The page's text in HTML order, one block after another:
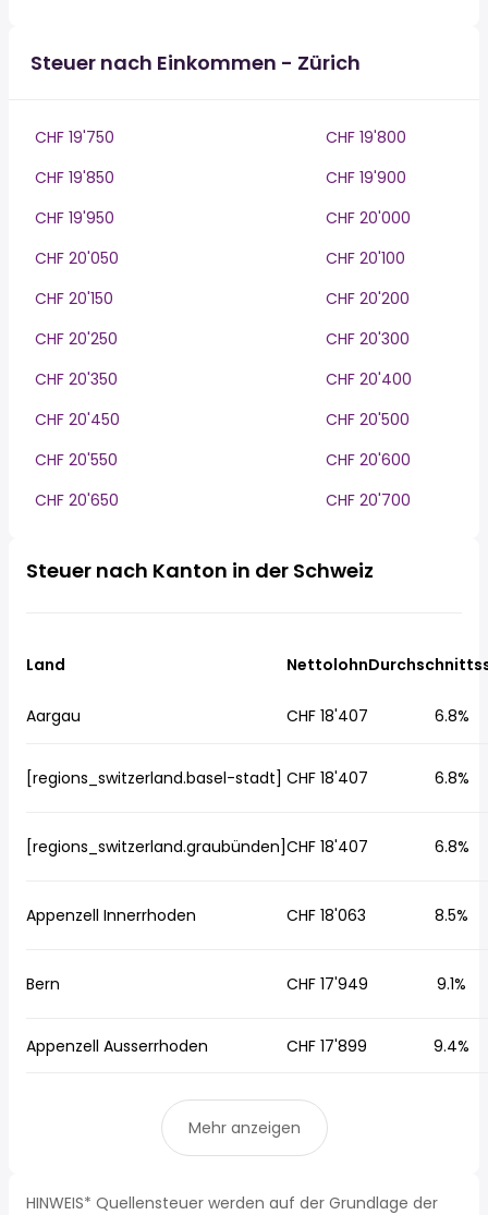
Steuer nach Einkommen - Zürich
CHF 19'750
CHF 19'800
CHF 19'850
CHF 19'900
CHF 19'950
CHF 20'000
CHF 20'050
CHF 20'100
CHF 20'150
CHF 20'200
CHF 20'250
CHF 20'300
CHF 20'350
CHF 20'400
CHF 20'450
CHF 20'500
CHF 20'550
CHF 20'600
CHF 20'650
CHF 20'700
Steuer nach Kanton in der Schweiz
Land Nettolohn
Aargau CHF 18'407 6.8%
[regions_switzerland.basel-stadt] CHF 18'407 6.8%
[regions_switzerland.graubünden]CHF 18'407 6.8%
Appenzell Innerrhoden CHF 18'063 8.5%
Bern CHF 17'949 9.1%
Appenzell Ausserrhoden CHF 17'899 9.4%
Mehr anzeigen
HINWEIS* Quellensteuer werden auf der Grundlage der